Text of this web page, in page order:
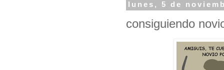
lunes, 5 de
consiguiendo